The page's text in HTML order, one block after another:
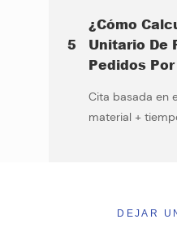
5
¿Cómo
Unitario De
Pedidos
Cita basada en
material +
DEJAR